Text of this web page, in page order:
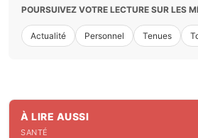
POURSUIVEZ VOTRE LECTURE SUR LES
Actualité Personnel Tenues
À LIRE AUSSI
SANTÉ